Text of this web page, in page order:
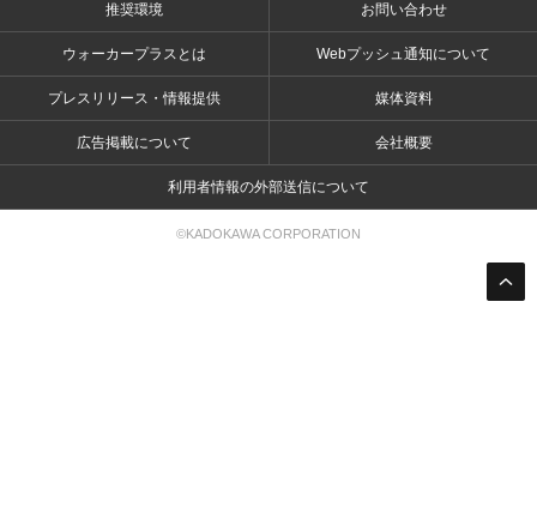
推奨環境 お問い合わせ
ウォーカープラスとは Webプッシュ通知について
プレスリリース・情報提供 媒体資料
広告掲載について 会社概要
利用者情報の外部送信について
©KADOKAWA CORPORATION